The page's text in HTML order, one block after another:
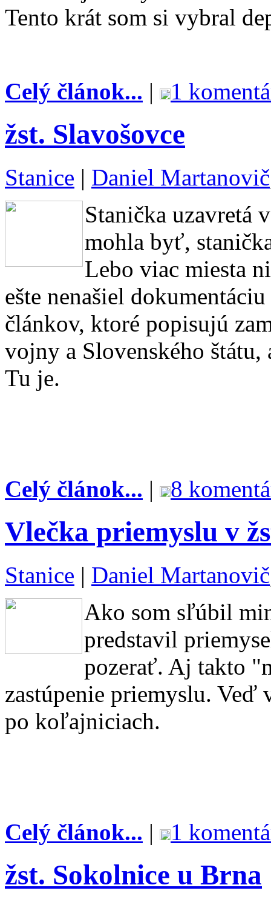
Tento krát som si vybral
Celý článok... | 1
žst. Slavošovce
Stanice | Daniel Martanovič
Stanička uzavretá
mohla byť,
Lebo viac miesta
ešte nenašiel
článkov, ktoré popisujú
vojny a Slovenského
Tu je.
Celý článok... | 8
Vlečka priemyslu v
Stanice | Daniel Martanovič
Ako som sľúbil
predstavil
pozerať. Aj takto
zastúpenie priemyslu.
po koľajniciach.
Celý článok... | 1
žst. Sokolnice u Brna